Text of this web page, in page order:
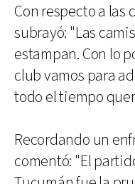
Con respecto a las
subrayó: "Las
estampan. Con lo
club vamos para
todo el tiempo
Recordando un
comentó: "El